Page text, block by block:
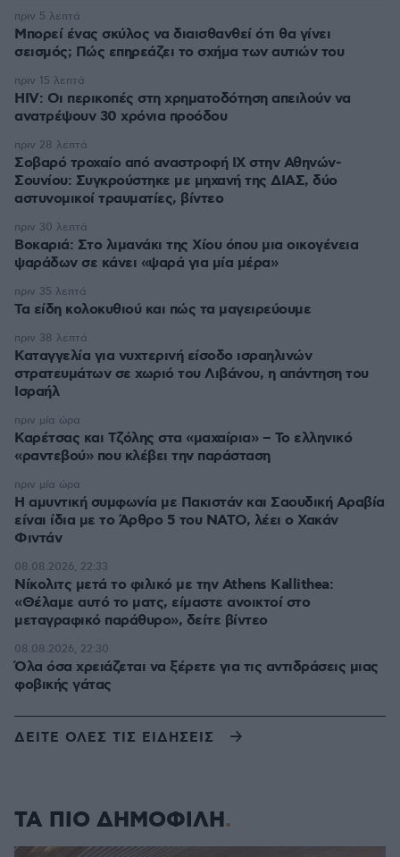
Μπορεί ένας σκύλος να διαισθανθεί ότι θα γίνει
σεισμός; Πώς επηρεάζει το σχήμα των αυτιών του
πριν 5 λεπτά
HIV: Οι περικοπές στη χρηματοδότηση απειλούν να
ανατρέψουν 30 χρόνια προόδου
πριν 15 λεπτά
Σοβαρό τροχαίο από αναστροφή ΙΧ στην Αθηνών-
Σουνίου: Συγκρούστηκε με μηχανή της ΔΙΑΣ, δύο
αστυνομικοί τραυματίες, βίντεο
πριν 28 λεπτά
Βοκαριά: Στο λιμανάκι της Χίου όπου μια οικογένεια
ψαράδων σε κάνει «ψαρά για μία μέρα»
πριν 30 λεπτά
Τα είδη κολοκυθιού και πώς τα μαγειρεύουμε
πριν 35 λεπτά
Καταγγελία για νυχτερινή είσοδο ισραηλινών
στρατευμάτων σε χωριό του Λιβάνου, η απάντηση του
Ισραήλ
πριν 38 λεπτά
Καρέτσας και Τζόλης στα «μαχαίρια» – Το ελληνικό
«ραντεβού» που κλέβει την παράσταση
πριν μία ώρα
Η αμυντική συμφωνία με Πακιστάν και Σαουδική Αραβία
είναι ίδια με το Άρθρο 5 του ΝΑΤΟ, λέει ο Χακάν
Φιντάν
πριν μία ώρα
Νίκολιτς μετά το φιλικό με την Athens Kallithea:
«Θέλαμε αυτό το ματς, είμαστε ανοικτοί στο
μεταγραφικό παράθυρο», δείτε βίντεο
08.08.2026, 22:33
Όλα όσα χρειάζεται να ξέρετε για τις αντιδράσεις μιας
φοβικής γάτας
08.08.2026, 22:30
ΔΕΙΤΕ ΟΛΕΣ ΤΙΣ ΕΙΔΗΣΕΙΣ
ΤΑ ΠΙΟ ΔΗΜΟΦΙΛΗ